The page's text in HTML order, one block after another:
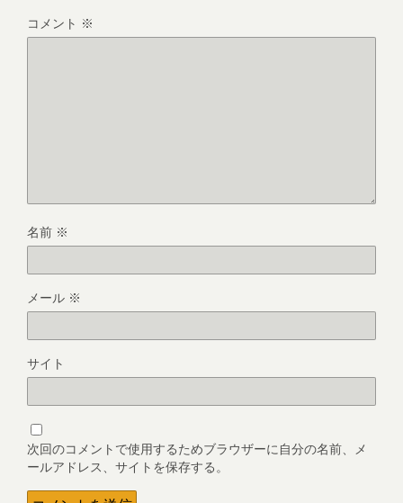
コメント ※
名前 ※
メール ※
サイト
次回のコメントで使用するためブラウザーに自分の名前、メ
ールアドレス、サイトを保存する。